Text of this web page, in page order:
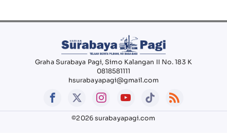
Graha Surabaya Pagi, Simo Kalangan II No. 183 K
0818581111
hsurabayapagi@gmail.com
©2026 surabayapagi.com